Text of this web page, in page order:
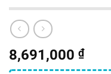
8,691,000 ₫